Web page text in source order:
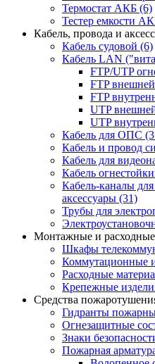
Термостат АКБ (6)
Тестер емкости
Кабель, провода и
Кабель судовой (6)
Кабель LAN
FTP/UTP
FTP
FTP
UTP
UTP
Кабель для ОПС
Кабель и провод
Кабель для
Кабель
Кабель-каналы
аксессуары (31)
Трубы для
Монтажные и
Шкафы
Коммутационные
Расходные
Крепежные
Средства
Гидранты
Огнезащитные
Знаки
Пожарная